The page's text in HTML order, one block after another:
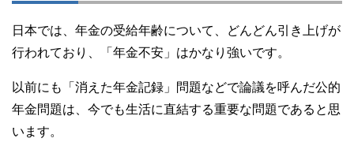
日本では、年金の受給年齢について、どんどん引き上げが
行われており、「年金不安」はかなり強いです。
以前にも「消えた年金記録」問題などで論議を呼んだ公的
年金問題は、今でも生活に直結する重要な問題であると思
います。